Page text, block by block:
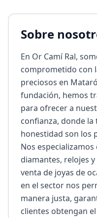
Sobre
En Or Camí Ral,
comprometido con
preciosos en
fundación, hemos
para ofrecer a
confianza, donde la
honestidad son los
Nos
diamantes, relojes
venta de joyas de
en el sector nos
manera justa,
clientes obtengan